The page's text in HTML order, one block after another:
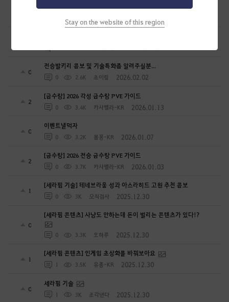
Stay on the website of this region
번버리 2026.04.20
0
전승발키리 콤보 및 기술특화좀 알려주실분...
0 2.6K 초이림 2026.02.02
2
[금수랑] 2026 각성 금수랑 PVE 가이드
0 3.4K 카사벨라-KR 2026.01.13
0
이벤트낼먹자
0 3.2K 봄꽁-KR 2026.01.07
2
[금수랑] 2026 전승 금수랑 PVE 가이드
0 3.7K 카사벨라-KR 2026.01.03
1
[세라핌 기술] 테네브라움 성과 아스라히드 고원 추천 콤보
0 3K 오직검사 2025.12.30
0
[세라핌 콘텐츠] 사냥도 안하는데 돈이 벌리는 콘텐츠가 있다!?
0 3.3K 모하루 2025.12.30
1
[세라핌 콘텐츠] 인게임 초상화를 바꿔보아요
1 3.5K 유퐁-KR 2025.12.30
0
세라핌 기술
1 3K 조각낸다 2025.12.30